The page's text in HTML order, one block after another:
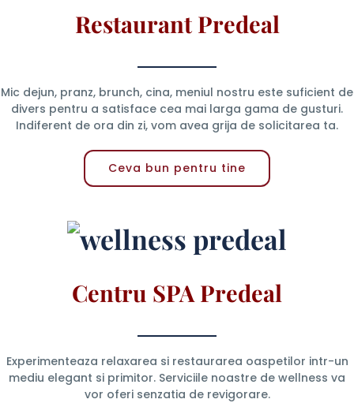
Restaurant Predeal
Mic dejun, pranz, brunch, cina, meniul nostru este suficient de
divers pentru a satisface cea mai larga gama de gusturi.
Indiferent de ora din zi, vom avea grija de solicitarea ta.
Ceva bun pentru tine
Centru SPA Predeal
Experimenteaza relaxarea si restaurarea oaspetilor intr-un
mediu elegant si primitor. Serviciile noastre de wellness va
vor oferi senzatia de revigorare.